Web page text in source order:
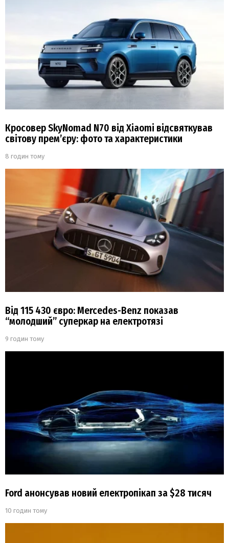
Кросовер SkyNomad N70 від Xiaomi відсвяткував
світову прем’єру: фото та характеристики
8 годин тому
Від 115 430 євро: Mercedes-Benz показав
“молодший” суперкар на електротязі
9 годин тому
Ford анонсував новий електропікап за $28 тисяч
10 годин тому